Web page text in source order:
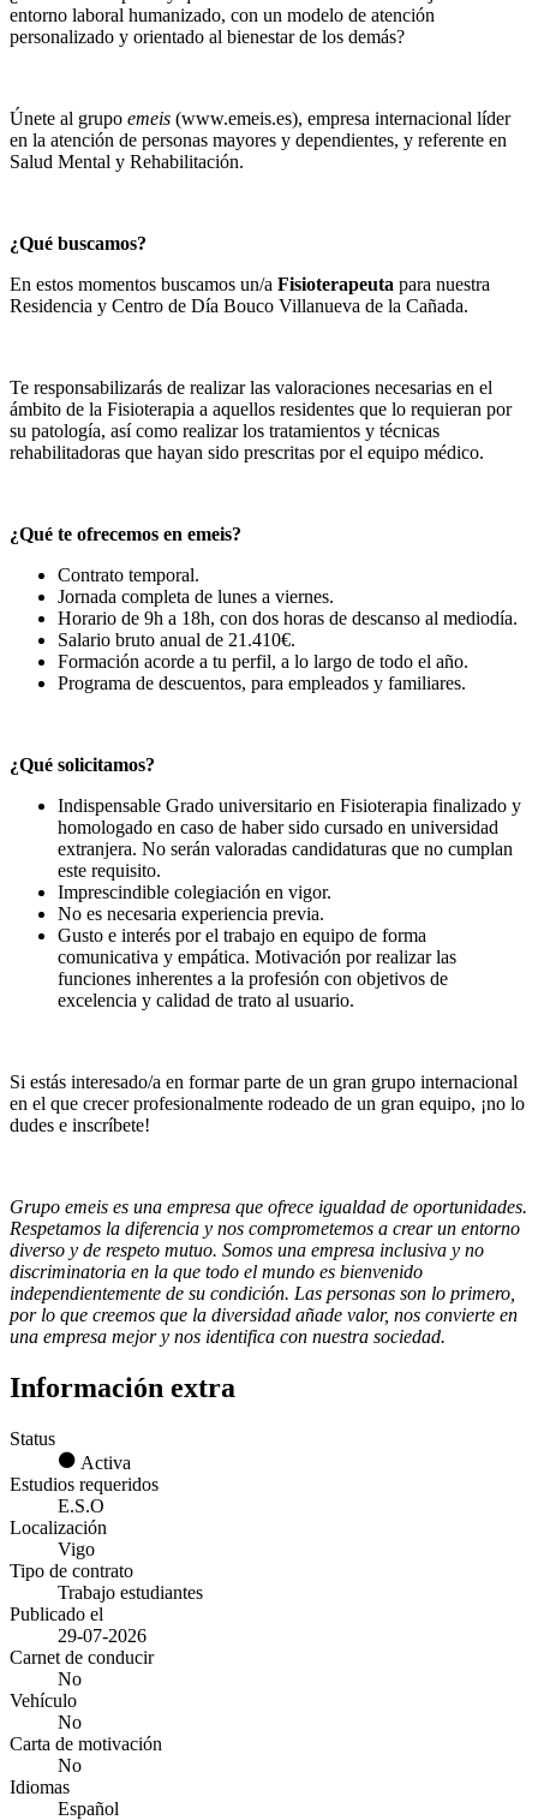
entorno laboral humanizado, con un modelo de atención
personalizado y orientado al bienestar de los demás?
Únete al grupo emeis (www.emeis.es), empresa internacional líder
en la atención de personas mayores y dependientes, y referente en
Salud Mental y Rehabilitación.
¿Qué buscamos?
En estos momentos buscamos un/a Fisioterapeuta para nuestra
Residencia y Centro de Día Bouco Villanueva de la Cañada.
Te responsabilizarás de realizar las valoraciones necesarias en el
ámbito de la Fisioterapia a aquellos residentes que lo requieran por
su patología, así como realizar los tratamientos y técnicas
rehabilitadoras que hayan sido prescritas por el equipo médico.
¿Qué te ofrecemos en emeis?
Contrato temporal.
Jornada completa de lunes a viernes.
Horario de 9h a 18h, con dos horas de descanso al mediodía.
Salario bruto anual de 21.410€.
Formación acorde a tu perfil, a lo largo de todo el año.
Programa de descuentos, para empleados y familiares.
¿Qué solicitamos?
Indispensable Grado universitario en Fisioterapia finalizado y
homologado en caso de haber sido cursado en universidad
extranjera. No serán valoradas candidaturas que no cumplan
este requisito.
Imprescindible colegiación en vigor.
No es necesaria experiencia previa.
Gusto e interés por el trabajo en equipo de forma
comunicativa y empática. Motivación por realizar las
funciones inherentes a la profesión con objetivos de
excelencia y calidad de trato al usuario.
Si estás interesado/a en formar parte de un gran grupo internacional
en el que crecer profesionalmente rodeado de un gran equipo, ¡no lo
dudes e inscríbete!
Grupo emeis es una empresa que ofrece igualdad de oportunidades.
Respetamos la diferencia y nos comprometemos a crear un entorno
diverso y de respeto mutuo. Somos una empresa inclusiva y no
discriminatoria en la que todo el mundo es bienvenido
independientemente de su condición. Las personas son lo primero,
por lo que creemos que la diversidad añade valor, nos convierte en
una empresa mejor y nos identifica con nuestra sociedad.
Información extra
Status
Activa
Estudios requeridos
E.S.O
Localización
Vigo
Tipo de contrato
Trabajo estudiantes
Publicado el
29-07-2026
Carnet de conducir
No
Vehículo
No
Carta de motivación
No
Idiomas
Español